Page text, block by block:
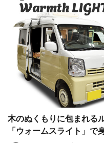
木のぬくもりに包まれる
「ウォームスライト」で